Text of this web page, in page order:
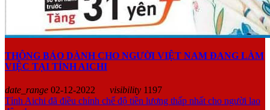
THÔNG BÁO DÀNH CHO NGƯỜI VIỆT NAM ĐANG LÀM
VIỆC TẠI TỈNH AICHI
date_range 02-12-2022 visibility 1197
Tỉnh Aichi đã điều chỉnh chế độ tiền lương thấp nhất cho người lao